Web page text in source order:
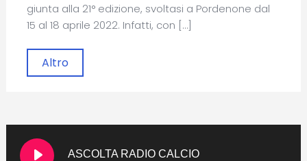
giunta alla 21° edizione, svoltasi a Pordenone dal
15 al 18 aprile 2022. Infatti, con […]
Altro
ASCOLTA RADIO CALCIO